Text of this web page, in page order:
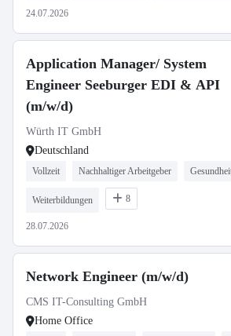
24.07.2026
Application Manager/ System
Engineer Seeburger EDI & API
(m/w/d)
Würth IT GmbH
Deutschland
Vollzeit Nachhaltiger Arbeitgeber
Weiterbildungen 8
28.07.2026
Network Engineer (m/w/d)
CMS IT-Consulting GmbH
Home Office